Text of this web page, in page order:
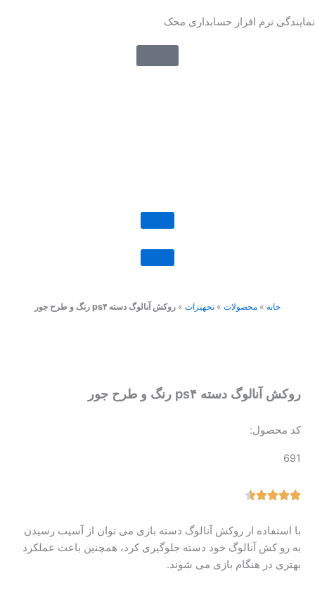
به
نمایندگی نرم افزار حسابداری محک
خانه » محصولات » تجهیزات » روکش آنالوگ دسته ps۴ رنگ و طرح جور
روکش آنالوگ دسته ps۴ رنگ و طرح جور
کد محصول:
691
با استفاده ار روکش آنالوگ دسته بازی می توان از آسیب رسیدن
به رو کش آنالوگ خود دسته جلوگیری کرد، همچنین باعث عملکرد
بهتری در هنگام بازی می شوند.